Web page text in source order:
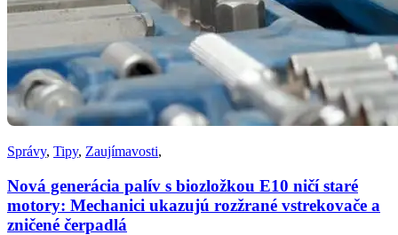
Správy, Tipy, Zaujímavosti,
Nová generácia palív s biozložkou E10 ničí staré
motory: Mechanici ukazujú rozžrané vstrekovače a
zničené čerpadlá